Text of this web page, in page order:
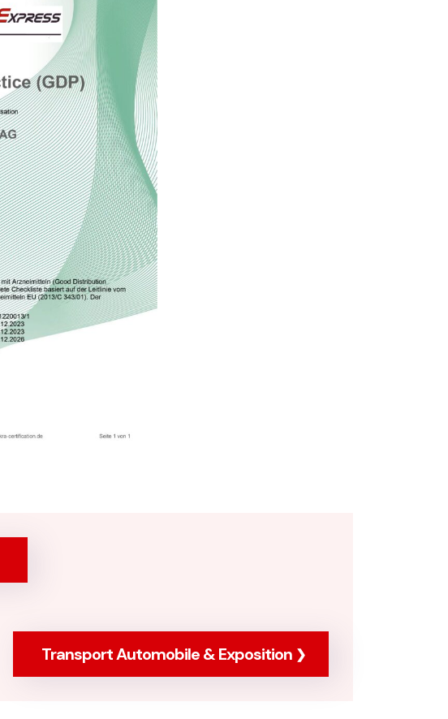
Transport Automobile & Exposition